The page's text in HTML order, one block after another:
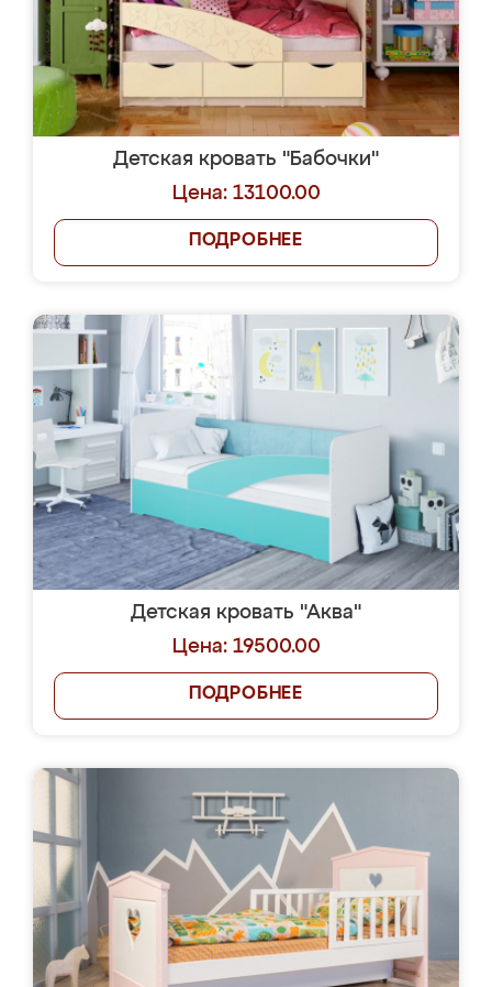
Детская кровать "Бабочки"
Цена: 13100.00
ПОДРОБНЕЕ
Детская кровать "Аква"
Цена: 19500.00
ПОДРОБНЕЕ